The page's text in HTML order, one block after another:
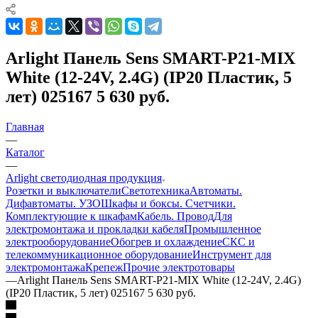
Arlight Панель Sens SMART-P21-MIX
White (12-24V, 2.4G) (IP20 Пластик, 5
лет) 025167 5 630 руб.
Главная
—
Каталог
—
Arlight светодиодная продукция
Розетки и выключателиСветотехникаАвтоматы.
Дифавтоматы. УЗОШкафы и боксы. Счетчики.
Комплектующие к шкафамКабель. ПроводДля
электромонтажа и прокладки кабеляПромышленное
электрооборудованиеОбогрев и охлаждениеСКС и
телекоммуникационное оборудованиеИнструмент для
электромонтажаКрепежПрочие электротовары
—Arlight Панель Sens SMART-P21-MIX White (12-24V, 2.4G)
(IP20 Пластик, 5 лет) 025167 5 630 руб.